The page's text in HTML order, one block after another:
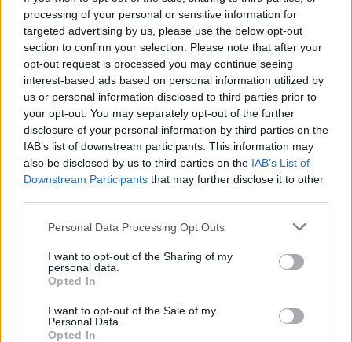
processing of your personal or sensitive information for
targeted advertising by us, please use the below opt-out
section to confirm your selection. Please note that after your
opt-out request is processed you may continue seeing
interest-based ads based on personal information utilized by
us or personal information disclosed to third parties prior to
your opt-out. You may separately opt-out of the further
disclosure of your personal information by third parties on the
IAB’s list of downstream participants. This information may
also be disclosed by us to third parties on the IAB’s List of
Downstream Participants that may further disclose it to other
Please note that this website/app uses one or more Google
not limited to your visit or usage behaviour. You may click to
grant or deny consent to Google and its third-party tags to
use your data for below specified purposes in below Google
consent section.
Personal Data Processing Opt Outs
I want to opt-out of the Sharing of my
personal data.
Opted In
I want to opt-out of the Sale of my
Personal Data.
Opted In
Per chi segue la band,Ninerappresenta sia la
prosecuzione di un percorso avviato con album
comeGuidance (dove iniziò la collaborazione
stabile con Ballou) sia una testimonianza della
capacità del trio di trasformare la distanza
personale in una forza creativa. Il disco si annuncia
come un appuntamento importante per chi segue
le evoluzioni dell’heavy rock strumentale.
Letizia Fontana
Letizia Fontana, critica musicale milanese, ha
decennio collaborando con testate di settore;
racconta uscite discografiche, concerti e